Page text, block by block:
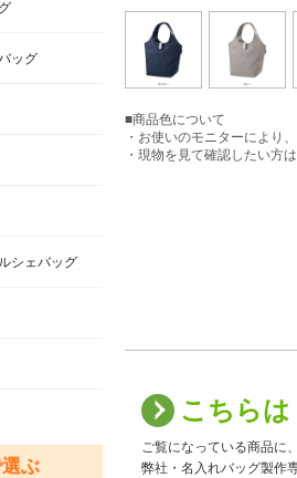
■商品色について
・お使いのモニターにより
・現物を見て確認したい方
こちらは
ご覧になっている商品に
弊社・名入れバッグ製作
ッグ
シェバッグ
ぶ